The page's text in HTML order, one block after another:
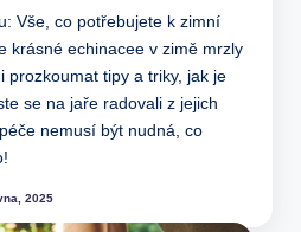
Vše, co potřebujete k zimní
krásné echinacee v zimě mrzly
prozkoumat tipy a triky, jak je
se na jaře radovali z jejich
nemusí být nudná, co
2025